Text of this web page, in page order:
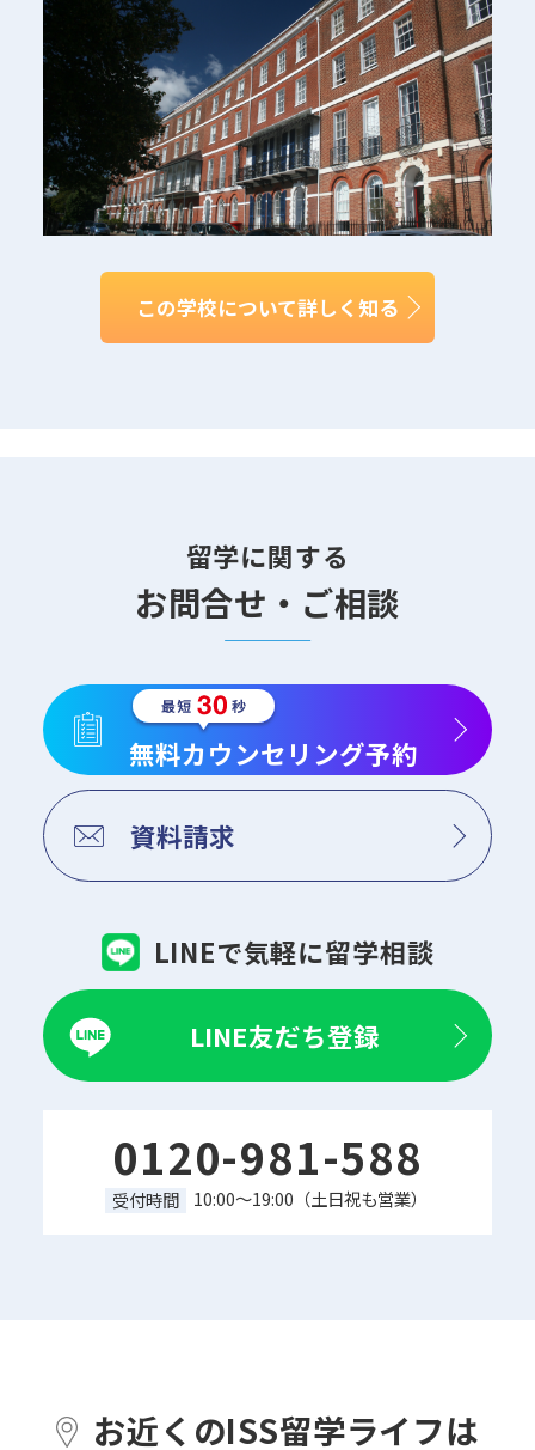
この学校について詳しく知る
留学に関する
お問合せ・ご相談
無料カウンセリング予約
資料請求
LINEで気軽に留学相談
LINE友だち登録
0120-981-588
受付時間 10:00～19:00（土日祝も営業）
お近くのISS留学ライフは